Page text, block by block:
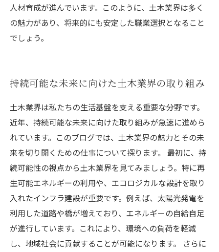
人材育成が進んでいます。このように、土木業界は多く
の魅力があり、将来的にも安定した職業選択となること
でしょう。
持続可能な未来に向けた土木業界の取り組み
土木業界は私たちの生活基盤を支える重要な分野です。
近年、持続可能な未来に向けた取り組みが急速に進めら
れています。このブログでは、土木業界の魅力とその未
来を切り開くための仕事について探ります。 最初に、持
続可能性の視点から土木業界を見てみましょう。特に再
生可能エネルギーの利用や、エコロジカルな設計を取り
入れたインフラ建設が重要です。例えば、太陽光発電を
利用した道路や橋が増えており、エネルギーの自給自足
が進行しています。これにより、環境への負荷を軽減
し、地域社会に貢献することが可能になります。 さらに